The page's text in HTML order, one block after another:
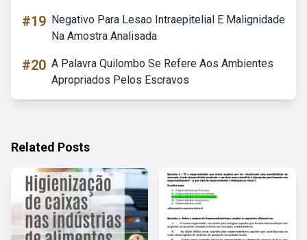
#19 Negativo Para Lesao Intraepitelial E Malignidade
Na Amostra Analisada
#20 A Palavra Quilombo Se Refere Aos Ambientes
Apropriados Pelos Escravos
Related Posts